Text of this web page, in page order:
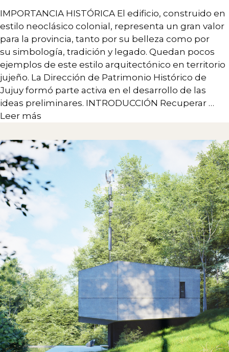
IMPORTANCIA HISTÓRICA El edificio, construido en
estilo neoclásico colonial, representa un gran valor
para la provincia, tanto por su belleza como por
su simbología, tradición y legado. Quedan pocos
ejemplos de este estilo arquitectónico en territorio
jujeño. La Dirección de Patrimonio Histórico de
Jujuy formó parte activa en el desarrollo de las
ideas preliminares. INTRODUCCIÓN Recuperar …
Leer más